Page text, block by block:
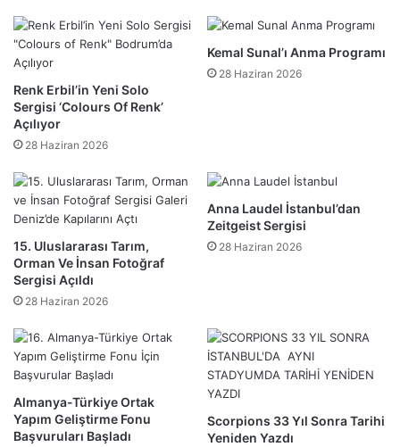
Renk Erbil’in Yeni Solo
Sergisi ‘Colours Of Renk’
Açılıyor
28 Haziran 2026
Kemal Sunal’ı Anma Programı
28 Haziran 2026
15. Uluslararası Tarım,
Orman Ve İnsan Fotoğraf
Sergisi Açıldı
28 Haziran 2026
Anna Laudel İstanbul’dan
Zeitgeist Sergisi
28 Haziran 2026
Almanya-Türkiye Ortak
Yapım Geliştirme Fonu
Başvuruları Başladı
Scorpions 33 Yıl Sonra Tarihi
Yeniden Yazdı